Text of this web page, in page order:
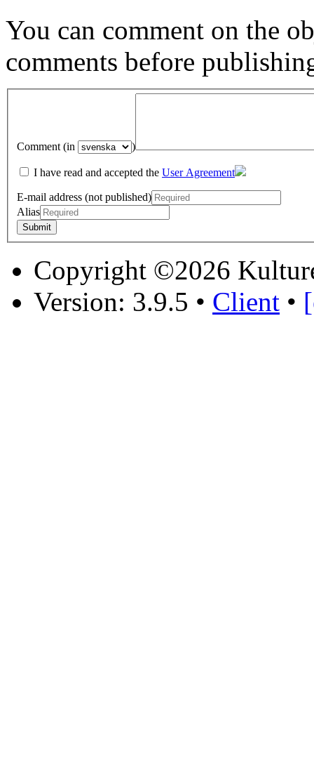
You can comment on the
comments before
Comment (in )
I have read and accepted the User Agreement
E-mail address (not published)
Alias
Copyright ©2026
Version: 3.9.5 • Client •